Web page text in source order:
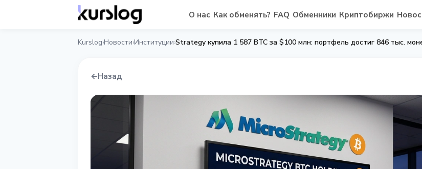
О нас Как обменять? FAQ Обменники Криптобиржи
Kurslog›Новости›Институции›Strategy купила 1 587 BTC за $100 млн: портфель достиг 846 тыс.
←Назад